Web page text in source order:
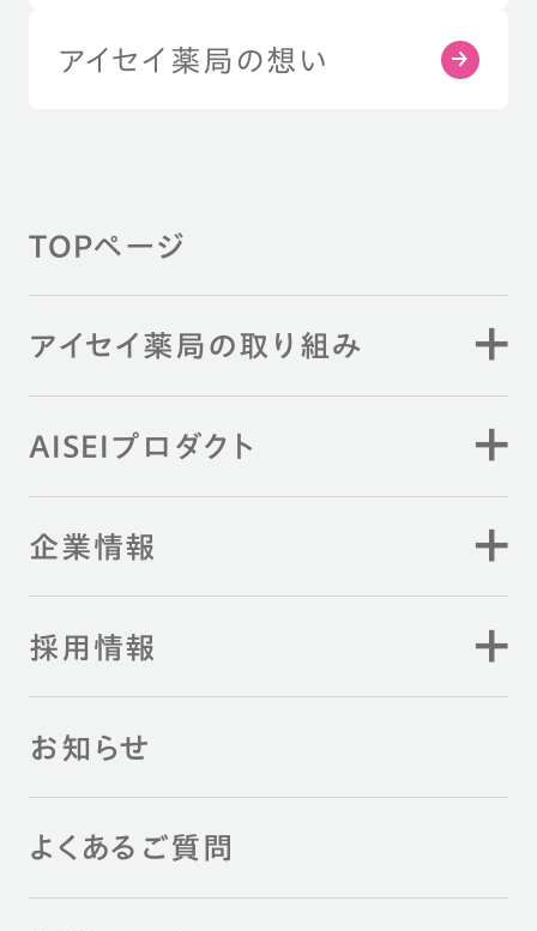
アイセイ薬局の想い
TOPページ
アイセイ薬局の取り組み
AISEIプロダクト
企業情報
採用情報
お知らせ
よくあるご質問